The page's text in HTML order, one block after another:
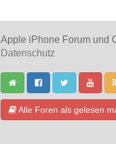
Apple iPhone Forum und
Datenschutz
Alle Foren als gelesen